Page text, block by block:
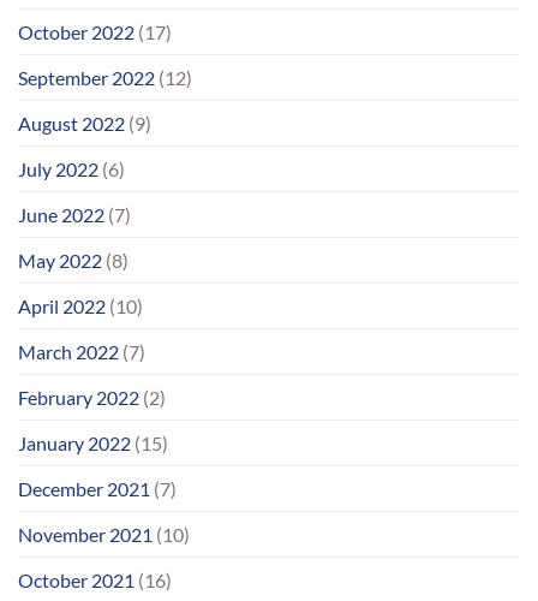
October 2022 (17)
September 2022 (12)
August 2022 (9)
July 2022 (6)
June 2022 (7)
May 2022 (8)
April 2022 (10)
March 2022 (7)
February 2022 (2)
January 2022 (15)
December 2021 (7)
November 2021 (10)
October 2021 (16)